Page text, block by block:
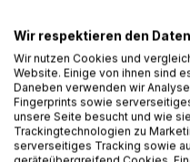
Die Rattengemeinschaft
Futter und häufig
es den Hamster Nugget,
Sparsamkeit. Er zeigt der
die immer auf der Suche
spart: indem man nämlich
Samen verputzt, sondern
genug zu essen hat.
Wir respektieren den
Wir nutzen Cookies und
Website. Einige von ihnen sind
Daneben verwenden wir
Fingerprints sowie
unsere Seite besucht und wie
Trackingtechnologien zu
serverseitiges Tracking sowie